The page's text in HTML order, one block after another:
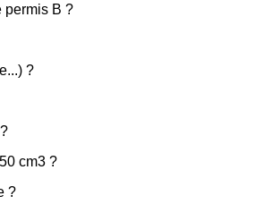
permis B ?
?
cm3 ?
?